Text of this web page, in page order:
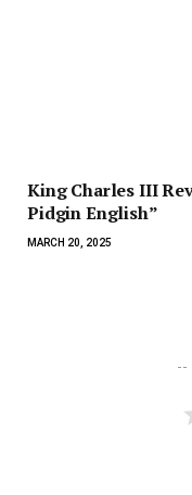
King Charles III
Pidgin English”
MARCH 20, 2025